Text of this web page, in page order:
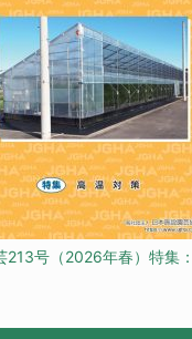
213号（2026年春）特集